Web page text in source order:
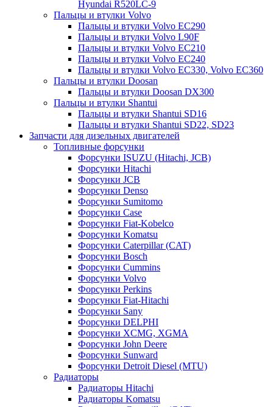
Hyundai R520LC-9
Пальцы и втулки Volvo
Пальцы и втулки Volvo EC290
Пальцы и втулки Volvo L90F
Пальцы и втулки Volvo EC210
Пальцы и втулки Volvo EC240
Пальцы и втулки Volvo EC330, Volvo EC360
Пальцы и втулки Doosan
Пальцы и втулки Doosan DX300
Пальцы и втулки Shantui
Пальцы и втулки Shantui SD16
Пальцы и втулки Shantui SD22, SD23
Запчасти для дизельных двигателей
Топливные форсунки
Форсунки ISUZU (Hitachi, JCB)
Форсунки Hitachi
Форсунки JCB
Форсунки Denso
Форсунки Sumitomo
Форсунки Case
Форсунки Fiat-Kobelco
Форсунки Komatsu
Форсунки Caterpillar (CAT)
Форсунки Bosch
Форсунки Cummins
Форсунки Volvo
Форсунки Perkins
Форсунки Fiat-Hitachi
Форсунки Sany
Форсунки DELPHI
Форсунки XCMG, XGMA
Форсунки John Deere
Форсунки Sunward
Форсунки Detroit Diesel (MTU)
Радиаторы
Радиаторы Hitachi
Радиаторы Komatsu